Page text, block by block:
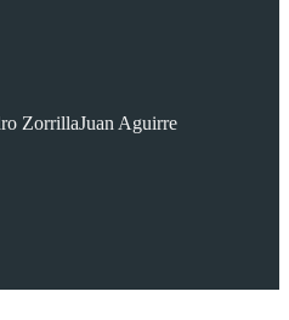
ZorrillaJuan Aguirre